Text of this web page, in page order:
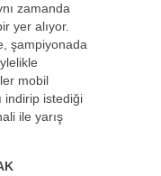
zamanda
yer alıyor.
şampiyonada
mobil
indirip istediği
ile yarış